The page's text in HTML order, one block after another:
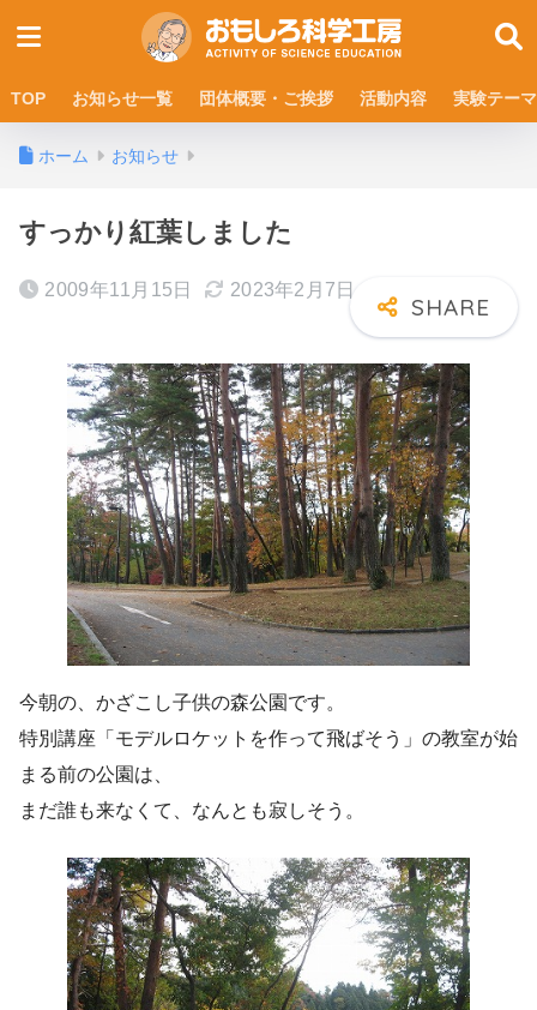
TOP お知らせ一覧 団体概要・ご挨拶 活動内容 実験テーマ
ホーム お知らせ
すっかり紅葉しました
2009年11月15日 2023年2月7日
今朝の、かざこし子供の森公園です。
特別講座「モデルロケットを作って飛ばそう」の教室が始
まる前の公園は、
まだ誰も来なくて、なんとも寂しそう。